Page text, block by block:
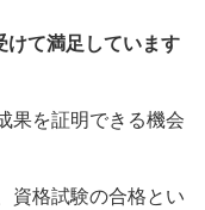
て満足しています
果を証明できる機会
資格試験の合格とい